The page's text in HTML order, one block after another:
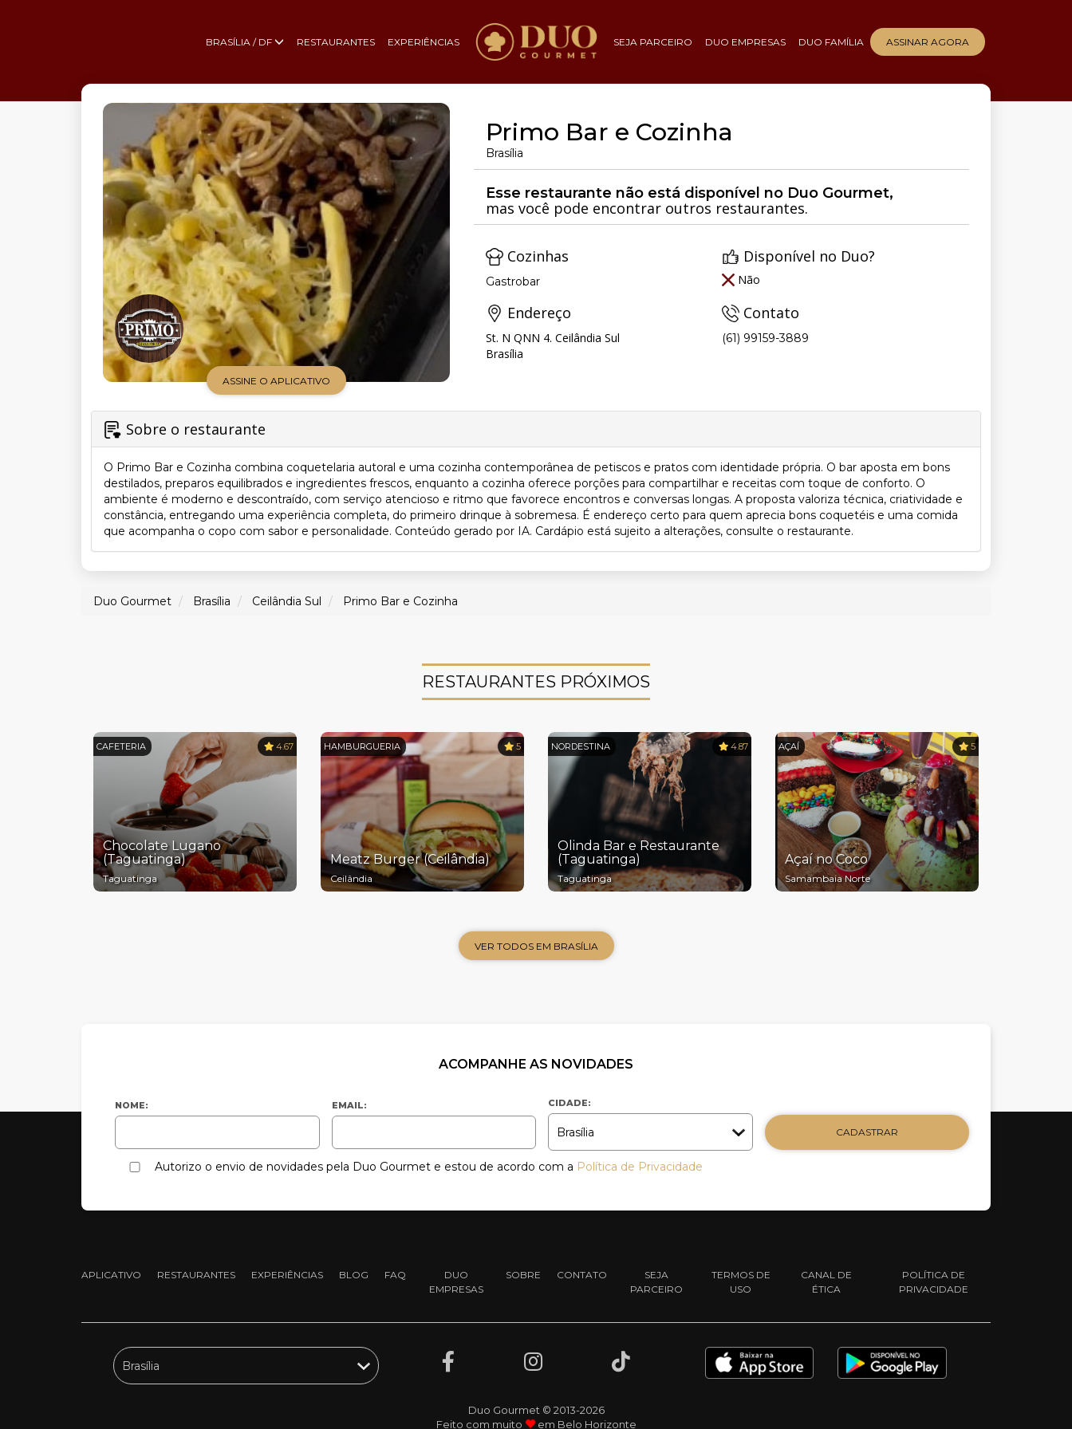
BRASÍLIA / DF RESTAURANTES EXPERIÊNCIAS SEJA PARCEIRO DUO EMPRESAS DUO FAMÍLIA ASSINAR AGORA
ASSINE O APLICATIVO
Primo Bar e Cozinha
Brasília
Esse restaurante não está disponível no Duo Gourmet,
mas você pode encontrar outros restaurantes.
Cozinhas
Gastrobar
Disponível no Duo?
Não
Endereço
St. N QNN 4. Ceilândia Sul
Brasília
Contato
(61) 99159-3889
Sobre o restaurante
O Primo Bar e Cozinha combina coquetelaria autoral e uma cozinha contemporânea de petiscos e pratos com identidade própria. O bar aposta em bons
destilados, preparos equilibrados e ingredientes frescos, enquanto a cozinha oferece porções para compartilhar e receitas com toque de conforto. O
ambiente é moderno e descontraído, com serviço atencioso e ritmo que favorece encontros e conversas longas. A proposta valoriza técnica, criatividade e
constância, entregando uma experiência completa, do primeiro drinque à sobremesa. É endereço certo para quem aprecia bons coquetéis e uma comida
que acompanha o copo com sabor e personalidade. Conteúdo gerado por IA. Cardápio está sujeito a alterações, consulte o restaurante.
Duo Gourmet Brasília Ceilândia Sul Primo Bar e Cozinha
RESTAURANTES PRÓXIMOS
CAFETERIA 4.67
Chocolate Lugano
(Taguatinga)
Taguatinga
HAMBURGUERIA 5
Meatz Burger (Ceilândia)
Ceilândia
NORDESTINA 4.87
Olinda Bar e Restaurante
(Taguatinga)
Taguatinga
AÇAÍ 5
Açaí no Coco
Samambaia Norte
VER TODOS EM BRASÍLIA
ACOMPANHE AS NOVIDADES
NOME: EMAIL: CIDADE:
CADASTRAR
Autorizo o envio de novidades pela Duo Gourmet e estou de acordo com a Política de Privacidade
APLICATIVO RESTAURANTES EXPERIÊNCIAS BLOG FAQ DUO
EMPRESAS
SOBRE CONTATO SEJA
PARCEIRO
TERMOS DE
USO
CANAL DE
ÉTICA
POLÍTICA DE
PRIVACIDADE
Duo Gourmet © 2013-2026
Feito com muito
em Belo Horizonte